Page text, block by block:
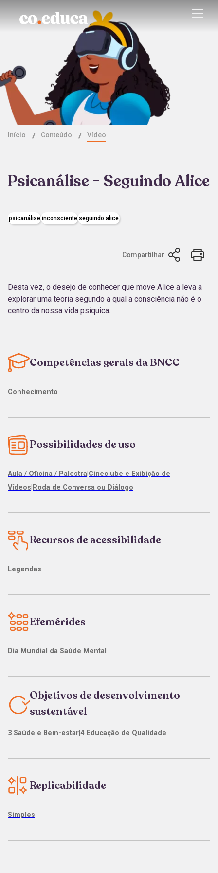
Início Conteúdo Vídeo
Psicanálise - Seguindo Alice
psicanálise inconsciente seguindo alice
Compartilhar
Desta vez, o desejo de conhecer que move Alice a leva a
explorar uma teoria segundo a qual a consciência não é o
centro da nossa vida psíquica.
Competências gerais da BNCC
Conhecimento
Possibilidades de uso
Aula / Oficina / Palestra Cineclube e Exibição de
Vídeos Roda de Conversa ou Diálogo
Recursos de acessibilidade
Legendas
Efemérides
Dia Mundial da Saúde Mental
Objetivos de desenvolvimento
sustentável
3 Saúde e Bem-estar4 Educação de Qualidade
Replicabilidade
Simples